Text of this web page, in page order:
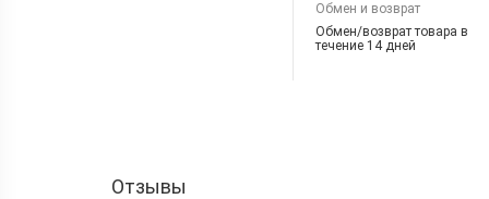
Обмен и возврат
Обмен/возврат товара в
течение 14 дней
Отзывы